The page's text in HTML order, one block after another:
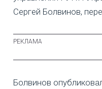
Сергей Болвинов,
Болвинов